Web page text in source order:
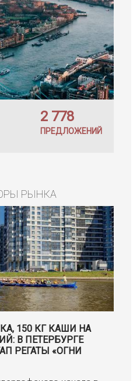
2 778
ПРЕДЛОЖЕНИЙ
РЫНКА
150 КГ КАШИ НА
В ПЕТЕРБУРГЕ
РЕГАТЫ «ОГНИ